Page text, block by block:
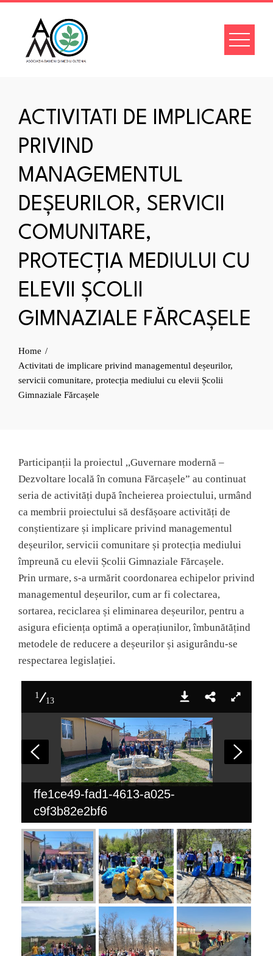
ACTIVITATI DE IMPLICARE
PRIVIND
MANAGEMENTUL
DEȘEURILOR, SERVICII
COMUNITARE,
PROTECȚIA MEDIULUI CU
ELEVII ȘCOLII
GIMNAZIALE FĂRCAȘELE
Home
Activitati de implicare privind managementul deșeurilor,
servicii comunitare, protecția mediului cu elevii Școlii
Gimnaziale Fărcașele
Participanții la proiectul ,,Guvernare modernă –
Dezvoltare locală în comuna Fărcașele” au continuat
seria de activități după încheierea proiectului, urmând
ca membrii proiectului să desfășoare activități de
conștientizare și implicare privind managementul
deșeurilor, servicii comunitare și protecția mediului
împreună cu elevii Școlii Gimnaziale Fărcașele.
Prin urmare, s-a urmărit coordonarea echipelor privind
managementul deșeurilor, cum ar fi colectarea,
sortarea, reciclarea și eliminarea deșeurilor, pentru a
asigura eficiența optimă a operațiunilor, îmbunătățind
metodele de reducere a deșeurilor și asigurându-se
respectarea legislației.
1
13
ffe1ce49-fad1-4613-a025-
c9f3b82e2bf6